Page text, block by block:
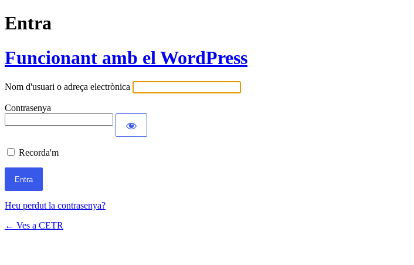
Entra
Funcionant amb el WordPress
Nom d'usuari o adreça electrònica
Contrasenya
Recorda'm
Heu perdut la contrasenya?
← Ves a CETR